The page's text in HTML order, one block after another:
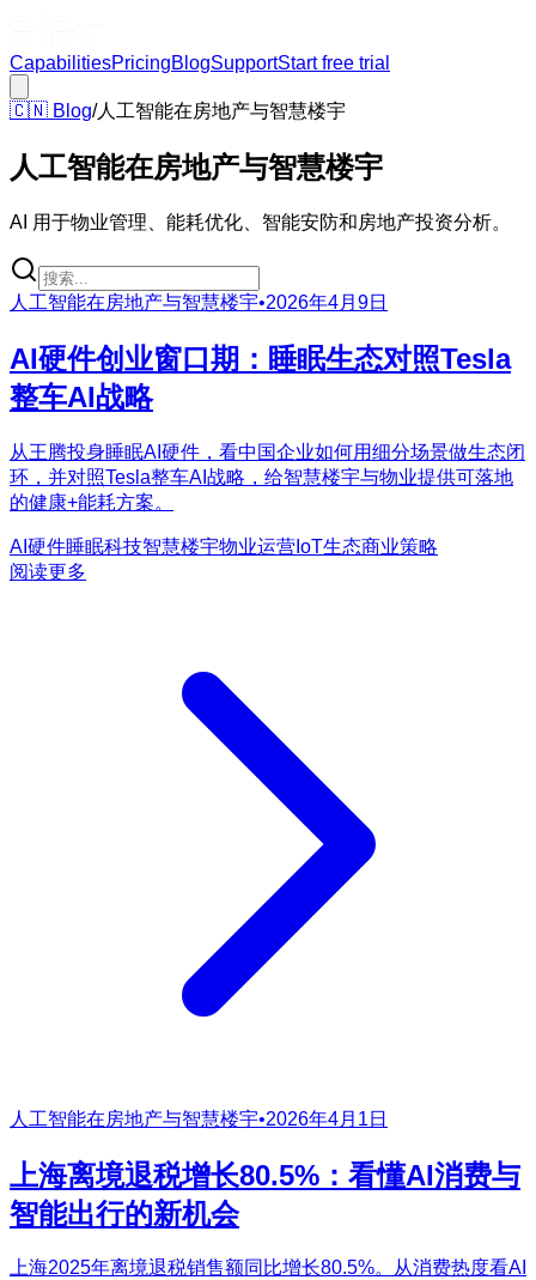
CapabilitiesPricingBlogSupportStart free trial
🇨🇳 Blog/人工智能在房地产与智慧楼宇
人工智能在房地产与智慧楼宇
AI 用于物业管理、能耗优化、智能安防和房地产投资分析。
人工智能在房地产与智慧楼宇•2026年4月9日
AI硬件创业窗口期：睡眠生态对照Tesla
整车AI战略
从王腾投身睡眠AI硬件，看中国企业如何用细分场景做生态闭
环，并对照Tesla整车AI战略，给智慧楼宇与物业提供可落地
的健康+能耗方案。
AI硬件睡眠科技智慧楼宇物业运营 IoT生态商业策略
阅读更多
人工智能在房地产与智慧楼宇•2026年4月1日
上海离境退税增长80.5%：看懂AI消费与
智能出行的新机会
上海2025年离境退税销售额同比增长80.5%。从消费热度看AI